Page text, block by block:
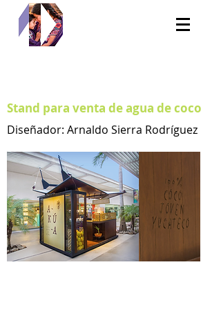
Stand para venta de agua de coco
Diseñador: Arnaldo Sierra Rodríguez